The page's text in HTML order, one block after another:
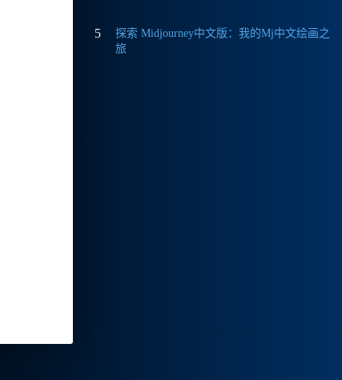
5
探索 Midjourney中文版：我的Mj中文绘画之
旅